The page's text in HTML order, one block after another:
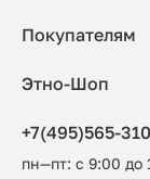
Покупателям
Этно-Шоп
+7(495)565-
пн—пт: с 9:00 до